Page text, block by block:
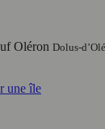
Oléron Dolus-